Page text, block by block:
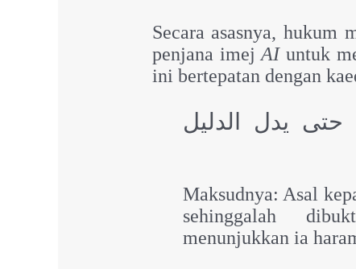
Secara asasnya, hukum
penjana imejAIuntuk
ini bertepatan dengan
حتى يدل الدليل
Maksudnya: Asal
sehinggalah
menunjukkan ia